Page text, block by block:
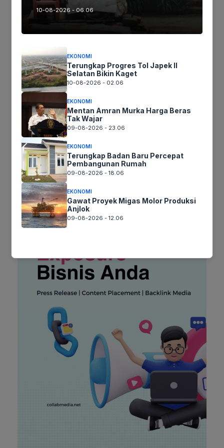
Nama
Situs
web
Simpan nama, email, dan situs web saya pada peramban ini
untuk komentar saya berikutnya.
10-08-2026 - 06.06
EKONOMI
Terungkap Progres Tol Japek II
Selatan Bikin Kaget
10-08-2026 - 02.06
EKONOMI
Mentan Amran Murka Harga Beras
Tak Wajar
09-08-2026 - 23.06
EKONOMI
Terungkap Badan Baru Percepat
Pembangunan Rumah
09-08-2026 - 18.06
EKONOMI
Gawat Proyek Migas Molor Produksi
Anjlok
09-08-2026 - 12.06